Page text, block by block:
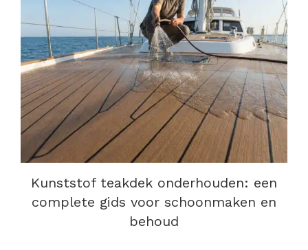
Kunststof teakdek onderhouden: een
complete gids voor schoonmaken en
behoud